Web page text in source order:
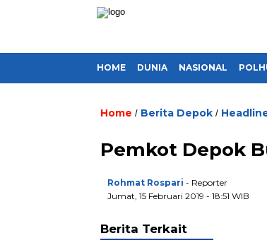
HOME DUNIA NASIONAL
Home / Berita Depok /
Pemkot Depok
Rohmat Rospari - Reporter
Jumat, 15 Februari 2019 - 18:51 WIB
Berita Terkait